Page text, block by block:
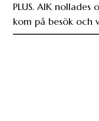
PLUS. AIK
kom på besök och